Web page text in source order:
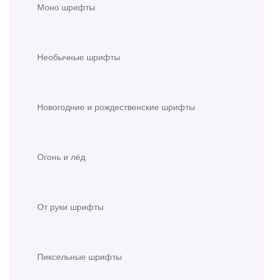
Моно шрифты
Необычные шрифты
Новогодние и рождественские шрифты
Огонь и лёд
От руки шрифты
Пиксельные шрифты